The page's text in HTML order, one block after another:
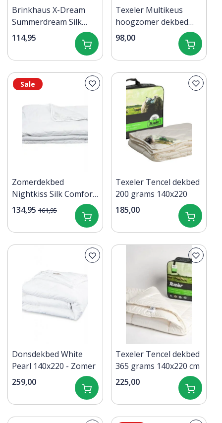
Brinkhaus X-Dream
Summerdream Silk
zomerdekbed 140x220
114,95
Texeler Multikeus
hoogzomer dekbed
120 grams 140x220
98,00
Sale
Zomerdekbed
Nightkiss Silk Comfort
240x220
134,95 161,95
Texeler Tencel dekbed
200 grams 140x220
185,00
Donsdekbed White
Pearl 140x220 - Zomer
259,00
Texeler Tencel dekbed
365 grams 140x220 cm
225,00